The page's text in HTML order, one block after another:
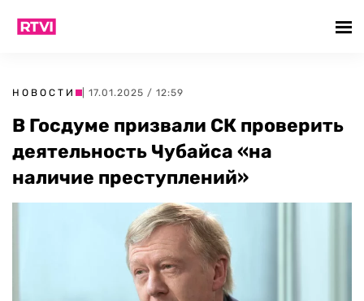
НОВОСТИ | 17.01.2025 / 12:59
В Госдуме призвали СК проверить
деятельность Чубайса «на
наличие преступлений»